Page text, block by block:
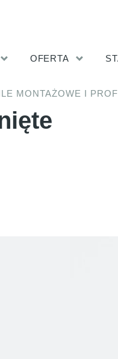
OFERTA
MONTAŻOWE I